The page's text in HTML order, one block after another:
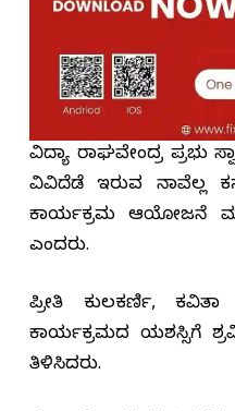
ವಿದ್ಯಾ ರಾಘವೇಂದ್ರ ಪ್ರಭು
ವಿವಿದೆಡೆ ಇರುವ ನಾವೆಲ್ಲ
ಕಾರ್ಯಕ್ರಮ ಆಯೋಜನೆ
ಎಂದರು.
ಪ್ರೀತಿ ಕುಲಕರ್ಣಿ,
ಕಾರ್ಯಕ್ರಮದ ಯಶಸ್ಸಿಗೆ
ತಿಳಿಸಿದರು.